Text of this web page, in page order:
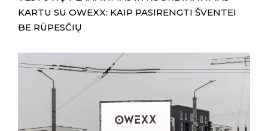
KARTU SU OWEXX: KAIP PASIRENGTI ŠVENTEI
BE RŪPESČIŲ